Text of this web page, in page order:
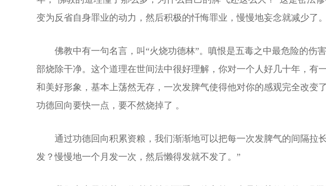
变为反省自身罪业的动力，然后积极的忏悔罪业，慢慢地妄念就减少了。
佛教中有一句名言，叫“火烧功德林”。嗔恨是五毒之中最危险的
部烧除干净。这个道理在世间法中很好理解，你对一个人好几十年，
和美好形象，基本上荡然无存，一次发脾气使得他对你的感观完全改变
功德回向要快一点，要不然烧掉了 。
通过功德回向积累资粮，我们渐渐地可以把每一次发脾气的间隔
发？慢慢地一个月发一次，然后懒得发就不发了。”